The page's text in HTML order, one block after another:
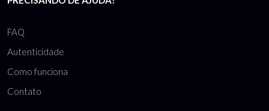
FAQ
Autenticidade
Como funciona
Contato